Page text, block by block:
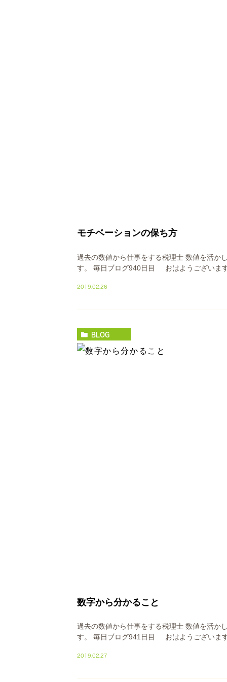
モチベーションの保ち方
過去の数値から仕事をする税理士 数値を活か
す。 毎日ブログ940日目 おはようございま
2019.02.26
BLOG
数字から分かること
過去の数値から仕事をする税理士 数値を活か
す。 毎日ブログ941日目 おはようございま
2019.02.27